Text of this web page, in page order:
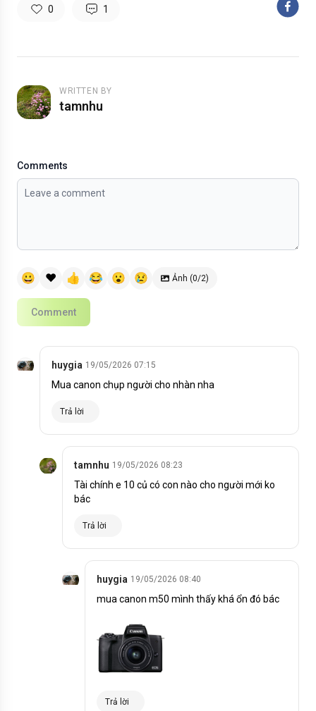
0 1
WRITTEN BY
tamnhu
Comments
😀 ❤️ 👍 😂 😮 😢 Ảnh (0/2)
Comment
huygia 19/05/2026 07:15
Mua canon chụp người cho nhàn nha
Trả lời
tamnhu 19/05/2026 08:23
Tài chính e 10 củ có con nào cho người mới ko
bác
Trả lời
huygia 19/05/2026 08:40
mua canon m50 mình thấy khá ổn đó bác
Trả lời